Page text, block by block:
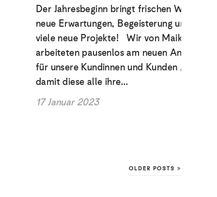
Der Jahresbeginn bringt frischen Wind,
neue Erwartungen, Begeisterung und …
viele neue Projekte! Wir von Maikii
arbeiteten pausenlos am neuen Angebot
für unsere Kundinnen und Kunden ,
damit diese alle ihre…
17 Januar 2023
OLDER POSTS